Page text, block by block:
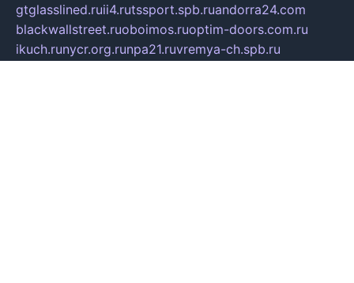
gtglasslined.ruii4.rutssport.spb.ruandorra24.com
blackwallstreet.ruoboimos.ruoptim-doors.com.ru
ikuch.runycr.org.runpa21.ruvremya-ch.spb.ru